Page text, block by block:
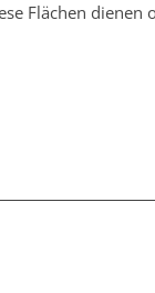
Flächen